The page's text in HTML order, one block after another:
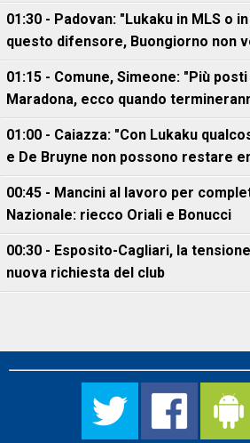
01:30 - Padovan: "Lukaku in MLS o
questo difensore, Buongiorno non
01:15 - Comune, Simeone: "Più
Maradona, ecco quando
01:00 - Caiazza: "Con Lukaku
e De Bruyne non possono restare
00:45 - Mancini al lavoro per
Nazionale: riecco Oriali e Bonucci
00:30 - Esposito-Cagliari, la
nuova richiesta del club